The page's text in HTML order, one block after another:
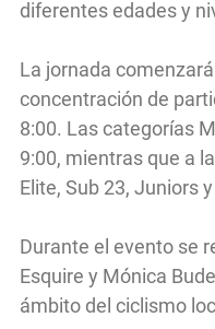
diferentes edades y
La jornada
concentración de
8:00. Las categorías
9:00, mientras que a
Elite, Sub 23, Juniors
Durante el evento se
Esquire y Mónica
ámbito del ciclismo